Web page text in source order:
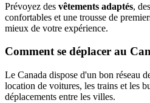
Prévoyez des vêtements adaptés,
confortables et une trousse de
mieux de votre expérience.
Comment se déplacer au
Le Canada dispose d'un bon réseau
location de voitures, les trains et les
déplacements entre les villes.